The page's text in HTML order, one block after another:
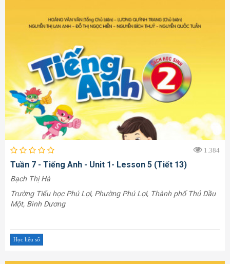
1.384
Tuần 7 - Tiếng Anh - Unit 1- Lesson 5 (Tiết 13)
Bạch Thị Hà
Trường Tiểu học Phú Lợi, Phường Phú Lợi, Thành phố Thủ Dầu
Một, Bình Dương
Học liệu số